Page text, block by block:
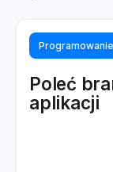
Programowanie
Poleć
aplikacji